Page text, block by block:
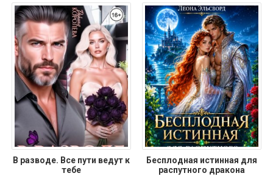
В разводе. Все пути ведут к
тебе
Бесплодная истинная для
распутного дракона